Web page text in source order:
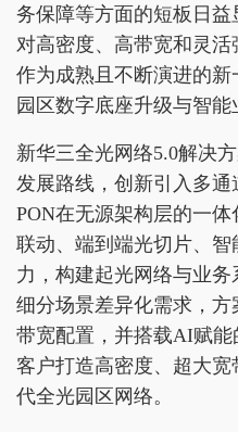
务保障等方面的短板日
对高密度、高带宽和灵
作为成熟且不断演进的
园区数字底座升级与智能
新华三全光网络5.0解决
发展路线，创新引入多
PON在无源架构层的一
联动、端到端光切片、
力，构建起光网络与业
细分场景差异化需求，
带宽配置，并搭载AI赋
客户打造高密度、超大
代全光园区网络。